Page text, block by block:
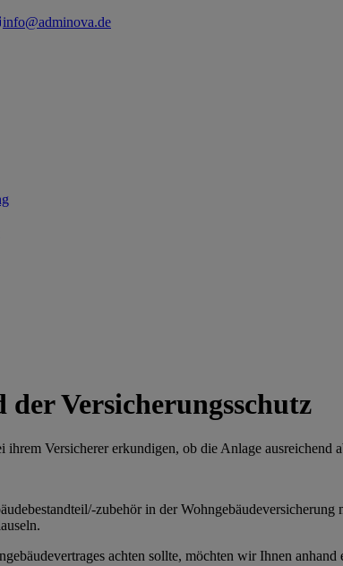
info@adminova.de
Versicherungsschutz
Versicherer erkundigen, ob die Anlage ausreichend
zubehör in der
achten sollte, möchten wir Ihnen